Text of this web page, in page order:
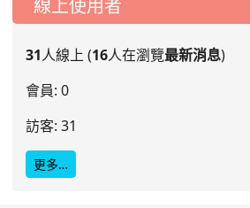
線上使用者
31人線上 (16人在瀏覽最新消息)
會員: 0
訪客: 31
更多…